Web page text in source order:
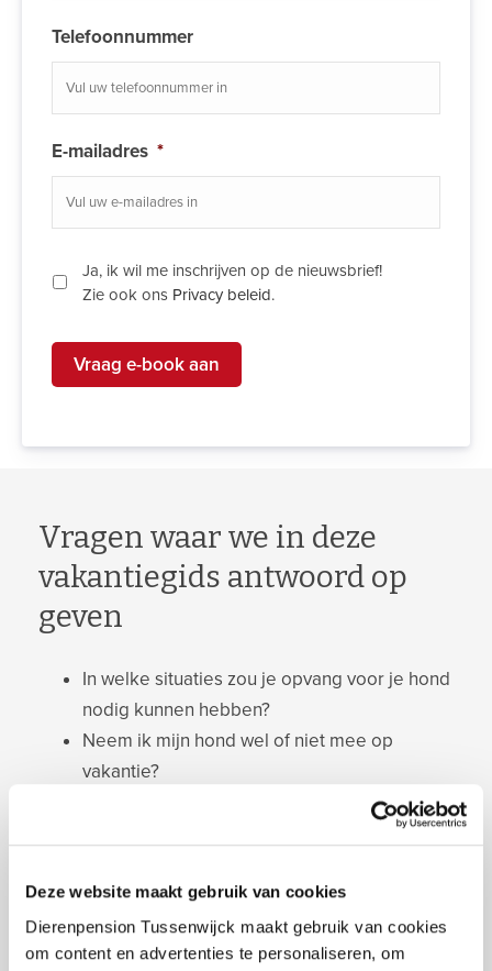
Deze website maakt gebruik van cookies
Dierenpension Tussenwijck maakt gebruik van cookies
om content en advertenties te personaliseren, om
Telefoonnummer
E-mailadres *
Ja, ik wil me inschrijven op de nieuwsbrief!
Zie ook ons Privacy beleid.
Vragen waar we in deze
vakantiegids antwoord op
geven
In welke situaties zou je opvang voor je hond
nodig kunnen hebben?
Neem ik mijn hond wel of niet mee op
vakantie?
Welke mogelijkheden zijn er voor tijdelijke
keuze voor een hondenopvang?
Wat moet er beslist mee in de reiskoffer van
mijn hond?